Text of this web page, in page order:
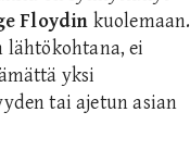
Floydin kuolemaan.
lähtökohtana, ei
yksi
tai ajetun asian